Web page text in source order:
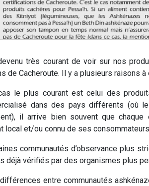
très courant de voir sur nos
de Cacheroute. Il y a plusieurs raisons à
le plus courant est celui des
dans des pays différents (où
il arrive bien souvent que
local et/ou connu de ses
communautés d’observance plus
déjà vérifiés par des organismes plus
entre communautés